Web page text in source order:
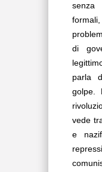
di
parla
golpe.
vede
e